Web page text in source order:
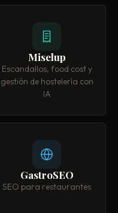
Miselup
Escandallos, food cost y
gestión de hostelería con
IA
GastroSEO
SEO para restaurantes